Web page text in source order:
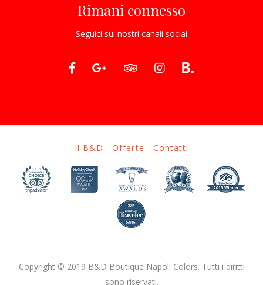
Rimani connesso
Seguici sui nostri canali social
Il B&D Offerte Contatti
Copyright © 2019 B&D Boutique Napoli Colors. Tutti i diritti
sono riservati.